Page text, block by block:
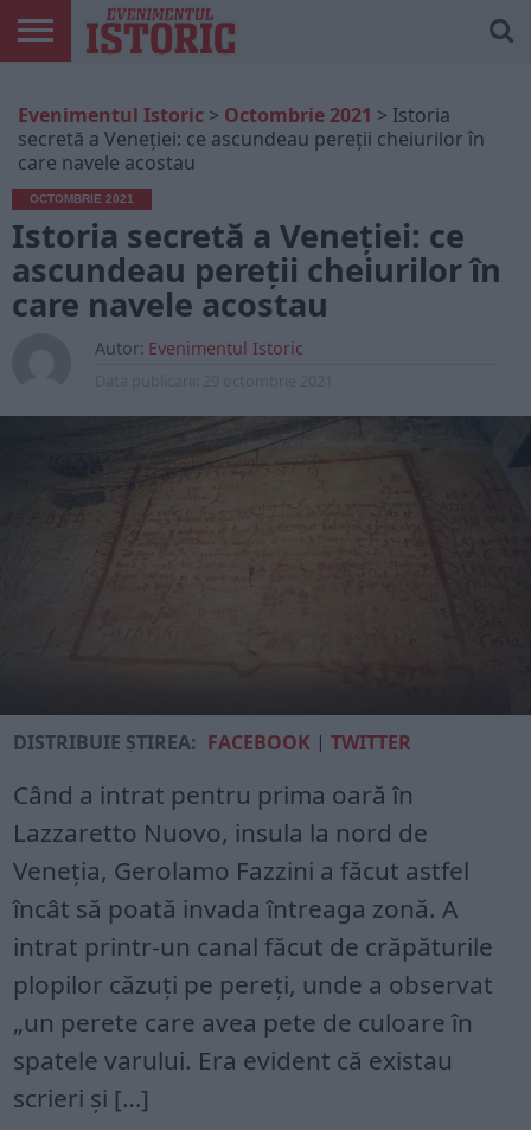
ONLINE
EDIȚII
TIPĂRITE
ISTORIC
PLAY
CONTUL
MEU
Evenimentul Istoric > Octombrie 2021 > Istoria
secretă a Veneției: ce ascundeau pereții cheiurilor în
care navele acostau
OCTOMBRIE 2021
Istoria secretă a Veneției: ce
ascundeau pereții cheiurilor în
care navele acostau
Autor: Evenimentul Istoric
DISTRIBUIE ȘTIREA: FACEBOOK |TWITTER
Când a intrat pentru prima oară în
Lazzaretto Nuovo, insula la nord de
Veneția, Gerolamo Fazzini a făcut astfel
încât să poată invada întreaga zonă. A
intrat printr-un canal făcut de crăpăturile
plopilor căzuți pe pereți, unde a observat
„un perete care avea pete de culoare în
spatele varului. Era evident că existau
scrieri și […]